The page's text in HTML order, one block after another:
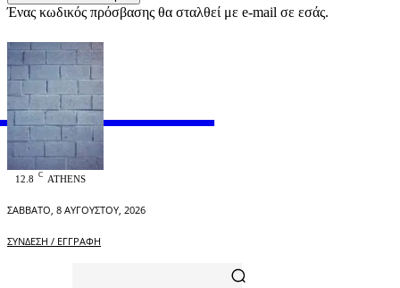
Ένας κωδικός πρόσβασης θα σταλθεί με e-mail σε εσάς.
OFFICIAL
12.8 C ATHENS
ΣΆΒΒΑΤΟ, 8 ΑΥΓΟΎΣΤΟΥ, 2026
ΣΎΝΔΕΣΗ / ΕΓΓΡΑΦΉ